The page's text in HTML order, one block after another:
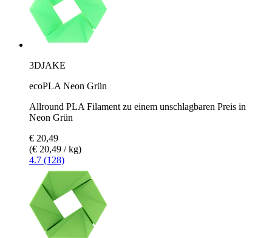
3DJAKE
ecoPLA Neon Grün
Allround PLA Filament zu einem unschlagbaren Preis in
Neon Grün
€ 20,49
(€ 20,49 / kg)
4.7 (128)